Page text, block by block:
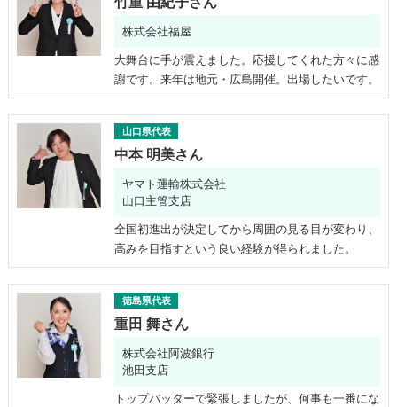
株式会社福屋
大舞台に手が震えました。応援してくれた方々に感
謝です。来年は地元・広島開催。出場したいです。
山口県代表
中本 明美さん
ヤマト運輸株式会社
山口主管支店
全国初進出が決定してから周囲の見る目が変わり、
高みを目指すという良い経験が得られました。
徳島県代表
重田 舞さん
株式会社阿波銀行
池田支店
トップバッターで緊張しましたが、何事も一番にな